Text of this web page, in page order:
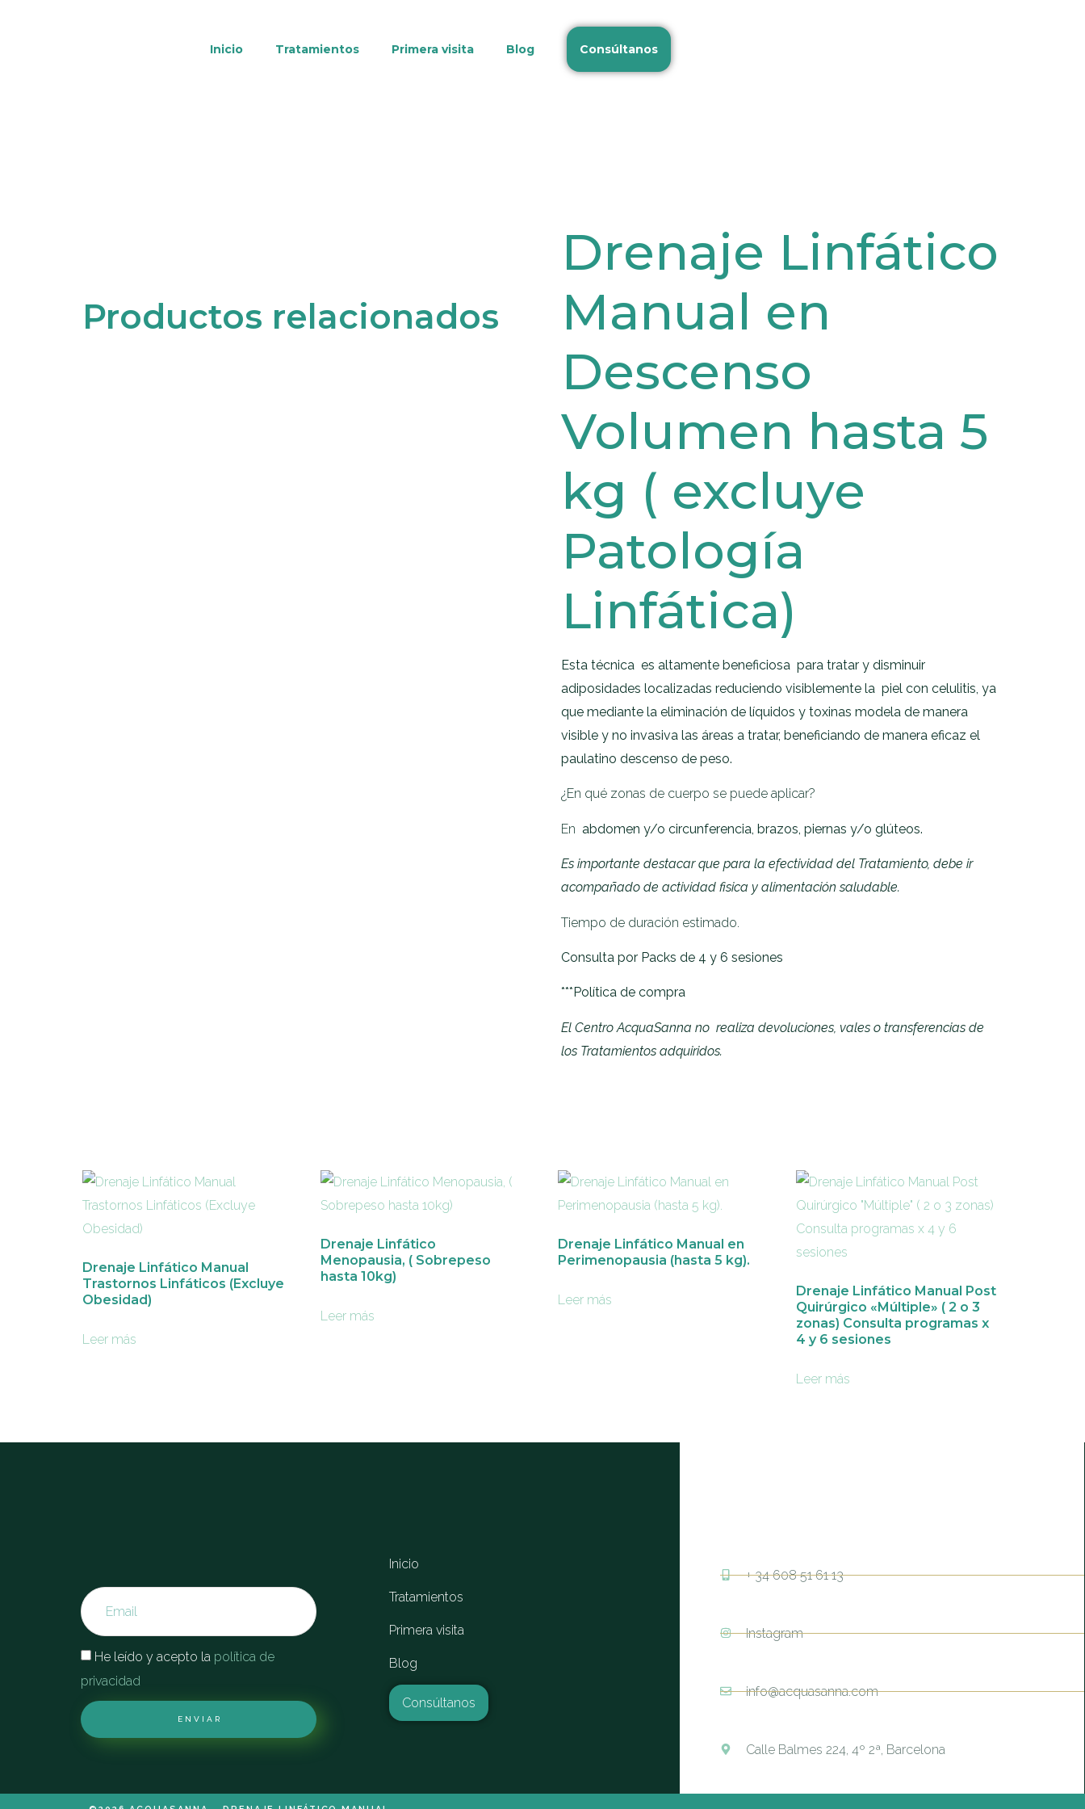
Inicio Tratamientos Primera visita Blog Consúltanos
Drenaje Linfático
Manual en
Descenso
Volumen hasta 5
kg ( excluye
Patología
Linfática)
Esta técnica es altamente beneficiosa para tratar y disminuir
adiposidades localizadas reduciendo visiblemente la piel con celulitis, ya
que mediante la eliminación de líquidos y toxinas modela de manera
visible y no invasiva las áreas a tratar, beneficiando de manera eficaz el
paulatino descenso de peso.
¿En qué zonas de cuerpo se puede aplicar?
En abdomen y/o circunferencia, brazos, piernas y/o glúteos.
Es importante destacar que para la efectividad del Tratamiento, debe ir
acompañado de actividad fisica y alimentación saludable.
Tiempo de duración estimado.
Consulta por Packs de 4 y 6 sesiones
***Política de compra
El Centro AcquaSanna no realiza devoluciones, vales o transferencias de
los Tratamientos adquiridos.
Productos relacionados
Drenaje Linfático Manual
Trastornos Linfáticos (Excluye
Obesidad)
Leer más
Drenaje Linfático
Menopausia, ( Sobrepeso
hasta 10kg)
Leer más
Drenaje Linfático Manual en
Perimenopausia (hasta 5 kg).
Leer más
Drenaje Linfático Manual Post
Quirúrgico «Múltiple» ( 2 o 3
zonas) Consulta programas x
4 y 6 sesiones
Leer más
He leído y acepto la política de
privacidad
ENVIAR
Inicio
Tratamientos
Primera visita
Blog
Consúltanos
+ 34 608 51 61 13
Instagram
info@acquasanna.com
Calle Balmes 224, 4º 2ª, Barcelona